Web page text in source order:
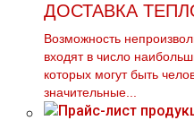
ДОСТАВКА
Возможность
входят в число
которых могут быть
значительные...